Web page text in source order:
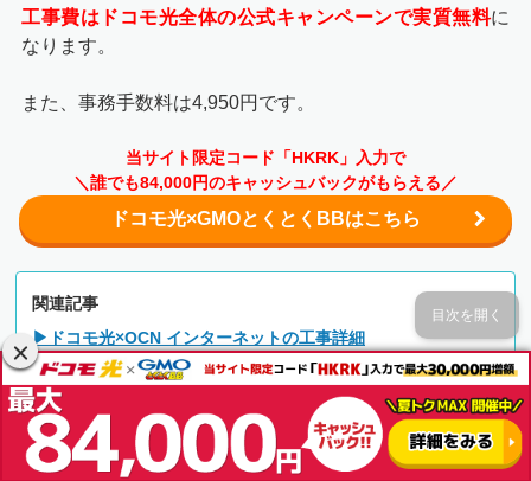
工事費はドコモ光全体の公式キャンペーンで実質無料に
なります。
また、事務手数料は4,950円です。
当サイト限定コード「HKRK」入力で
＼誰でも84,000円のキャッシュバックがもらえる／
ドコモ光×GMOとくとくBBはこちら
関連記事
▶ドコモ光×OCN インターネットの工事詳細
ドコモ光のGMOとくとくBBとOCN インタ
ーネットの評判口コミ
目次を開く